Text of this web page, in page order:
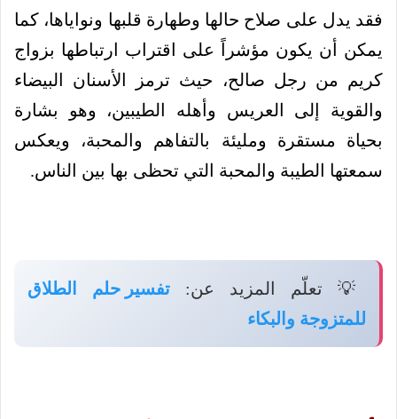
فقد يدل على صلاح حالها وطهارة قلبها ونواياها، كما
يمكن أن يكون مؤشراً على اقتراب ارتباطها بزواج
كريم من رجل صالح، حيث ترمز الأسنان البيضاء
والقوية إلى العريس وأهله الطيبين، وهو بشارة
بحياة مستقرة ومليئة بالتفاهم والمحبة، ويعكس
سمعتها الطيبة والمحبة التي تحظى بها بين الناس.
💡 تعلّم المزيد عن: تفسير حلم الطلاق
للمتزوجة والبكاء